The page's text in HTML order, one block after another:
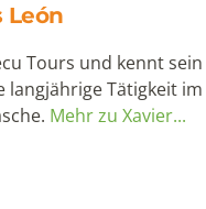
León
Tours und kennt sein
langjährige Tätigkeit im
Mehr zu Xavier...